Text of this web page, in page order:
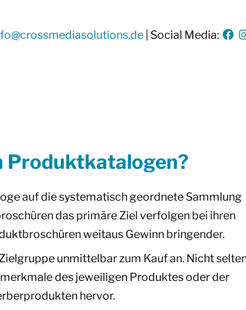
| Social Media:
Produktkatalogen?
auf die systematisch geordnete Sammlung
das primäre Ziel verfolgen bei ihren
weitaus Gewinn bringender.
unmittelbar zum Kauf an. Nicht
des jeweiligen Produktes oder der
hervor.